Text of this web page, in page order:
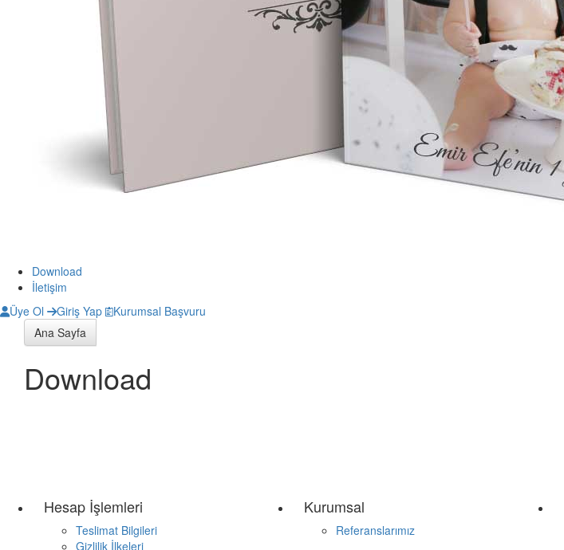
Download
İletişim
Üye Ol
Giriş Yap
Kurumsal Başvuru
Ana Sayfa
Download
Hesap İşlemleri
Teslimat Bilgileri
Gizlilik İlkeleri
Kurumsal
Referanslarımız